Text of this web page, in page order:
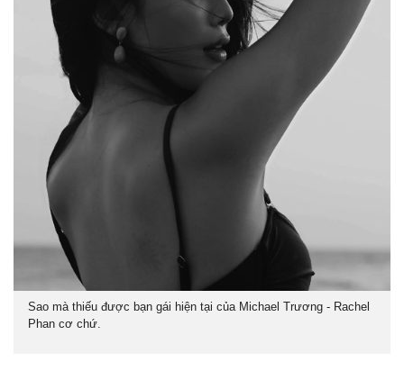
Sao mà thiếu được bạn gái hiện tại của Michael Trương - Rachel
Phan cơ chứ.